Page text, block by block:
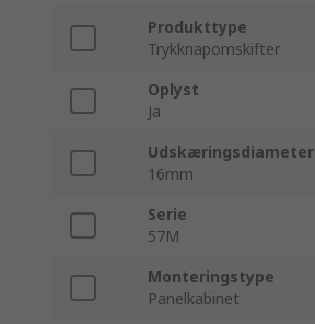
Produkttype
Trykknapomskifter
Oplyst
Ja
Udskæringsdiameter
16mm
Serie
57M
Monteringstype
Panelkabinet